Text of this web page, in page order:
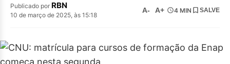
Publicado por RBN
10 de março de 2025, às 15:18
A- A+ 4 MIN SALVE